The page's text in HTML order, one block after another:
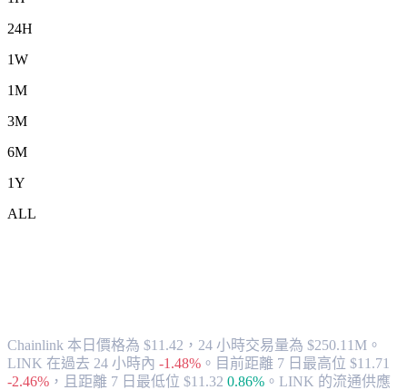
24H
1W
1M
3M
6M
1Y
ALL
Chainlink 本日價格為 $11.42，24 小時交易量為 $250.11M。
LINK 在過去 24 小時內 -1.48% 。 目前距離 7 日最高位 $11.71
-2.46% ， 且距離 7 日最低位 $11.32 0.86% 。 LINK 的流通供應